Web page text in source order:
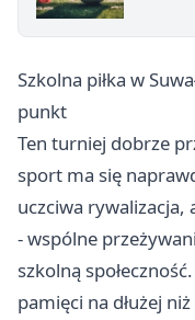
Szkolna piłka w
punkt
Ten turniej dobrze
sport ma się
uczciwa rywalizacja,
- wspólne
szkolną
pamięci na dłużej